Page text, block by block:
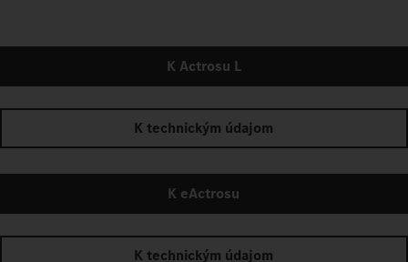
K Actrosu L
K technickým údajom
K eActrosu
K technickým údajom